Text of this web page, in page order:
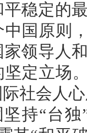
稳定的
国原则
家领导人
定立场
社会人
持“台